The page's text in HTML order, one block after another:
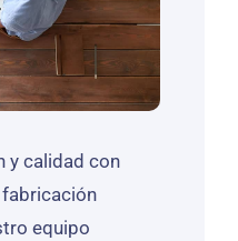
y calidad con
equipo